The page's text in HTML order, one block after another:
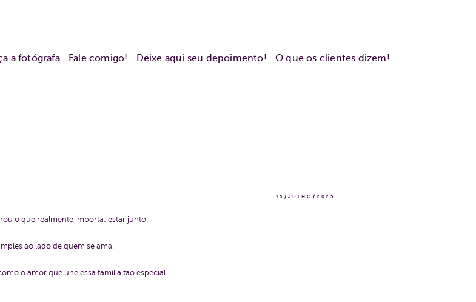
a fotógrafa Fale comigo! Deixe aqui seu depoimento! O que os clientes dizem!
15/JULHO/2025
o que realmente importa: estar junto.
ao lado de quem se ama.
o amor que une essa família tão especial.